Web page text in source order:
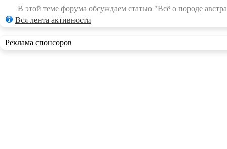
В этой теме форума обсуждаем статью "Всё о породе
Вся лента активности
Реклама спонсоров